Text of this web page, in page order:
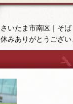
さいたま市南区｜そ
休みありがとうござい